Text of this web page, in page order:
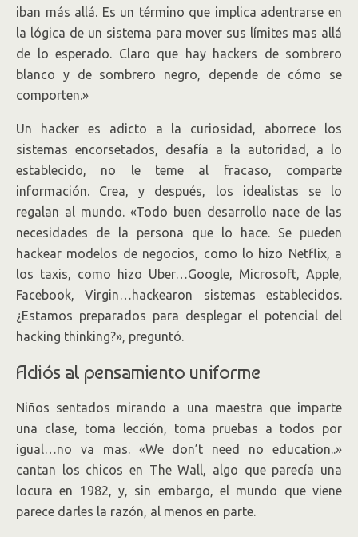
iban más allá. Es un término que implica adentrarse en
la lógica de un sistema para mover sus límites mas allá
de lo esperado. Claro que hay hackers de sombrero
blanco y de sombrero negro, depende de cómo se
comporten.»
Un hacker es adicto a la curiosidad, aborrece los
sistemas encorsetados, desafía a la autoridad, a lo
establecido, no le teme al fracaso, comparte
información. Crea, y después, los idealistas se lo
regalan al mundo. «Todo buen desarrollo nace de las
necesidades de la persona que lo hace. Se pueden
hackear modelos de negocios, como lo hizo Netflix, a
los taxis, como hizo Uber…Google, Microsoft, Apple,
Facebook, Virgin…hackearon sistemas establecidos.
¿Estamos preparados para desplegar el potencial del
hacking thinking?», preguntó.
Adiós al pensamiento uniforme
Niños sentados mirando a una maestra que imparte
una clase, toma lección, toma pruebas a todos por
igual…no va mas. «We don’t need no education..»
cantan los chicos en The Wall, algo que parecía una
locura en 1982, y, sin embargo, el mundo que viene
parece darles la razón, al menos en parte.